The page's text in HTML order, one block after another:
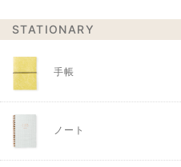
STATIONARY
手帳
ノート